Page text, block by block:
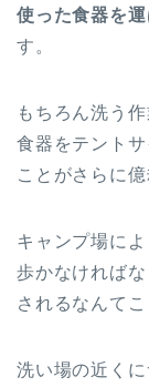
使った食器を
す。
もちろん洗う
食器をテント
ことがさらに
キャンプ場に
歩かなければ
されるなんてこ
洗い場の近く